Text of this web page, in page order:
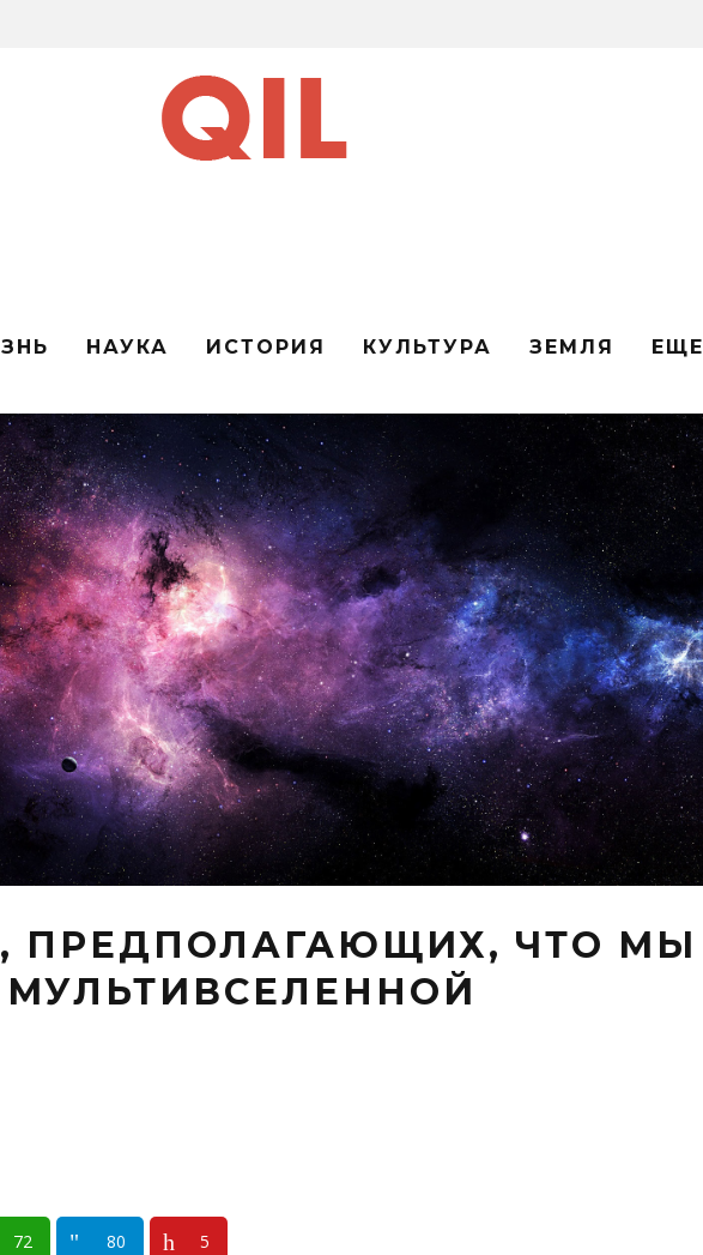
НАУКА ИСТОРИЯ КУЛЬТУРА ЗЕМЛЯ ЕЩЕ
ПРЕДПОЛАГАЮЩИХ, ЧТО МЫ
72 80 5